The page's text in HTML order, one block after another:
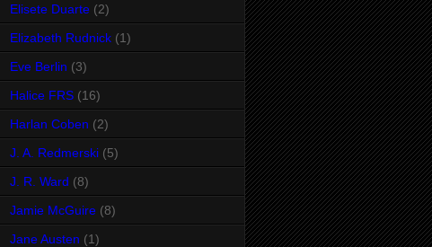
Elisete Duarte (2)
Elizabeth Rudnick (1)
Eve Berlin (3)
Halice FRS (16)
Harlan Coben (2)
J. A. Redmerski (5)
J. R. Ward (8)
Jamie McGuire (8)
Jane Austen (1)